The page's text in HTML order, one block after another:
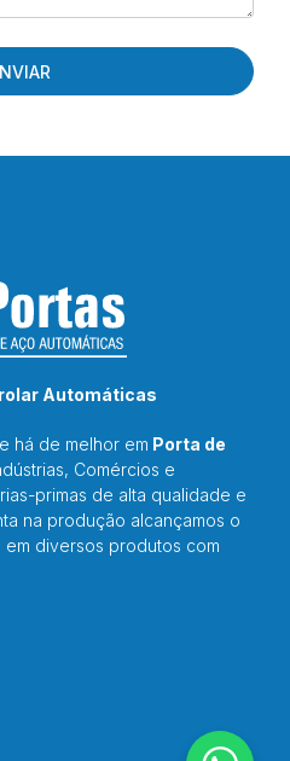
Automáticas
há de melhor em Porta de
Comércios e
primas de alta qualidade e
na produção alcançamos o
diversos produtos com